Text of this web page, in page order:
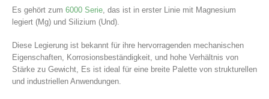
Es gehört zum 6000 Serie, das ist in erster Linie mit Magnesium
legiert (Mg) und Silizium (Und).
Diese Legierung ist bekannt für ihre hervorragenden mechanischen
Eigenschaften, Korrosionsbeständigkeit, und hohe Verhältnis von
Stärke zu Gewicht, Es ist ideal für eine breite Palette von strukturellen
und industriellen Anwendungen.